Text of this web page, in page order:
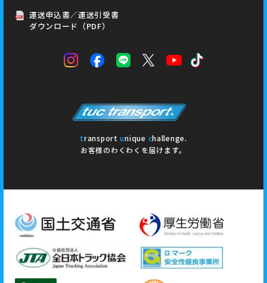
運送申込書／運送引受書
ダウンロード（PDF）
transportunique challenge.
お客様のわくわくを届けます。